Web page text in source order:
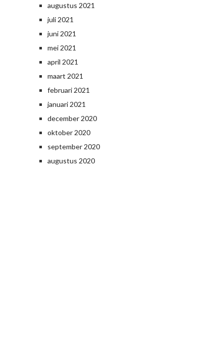
augustus 2021
juli 2021
juni 2021
mei 2021
april 2021
maart 2021
februari 2021
januari 2021
december 2020
oktober 2020
september 2020
augustus 2020